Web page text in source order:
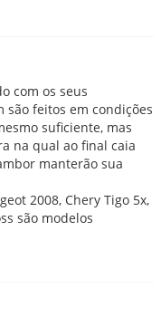
com os seus
são feitos em condições
suficiente, mas
na qual ao final caia
manterão sua
2008, Chery Tigo 5x,
são modelos